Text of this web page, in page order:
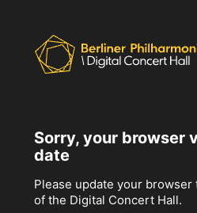
Sorry, your browser
date
Please update your
of the Digital Concert Hall.